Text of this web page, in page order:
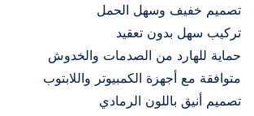
تصميم خفيف وسهل الحمل
تركيب سهل بدون تعقيد
حماية للهارد من الصدمات والخدوش
متوافقة مع أجهزة الكمبيوتر واللابتوب
تصميم أنيق باللون الرمادي